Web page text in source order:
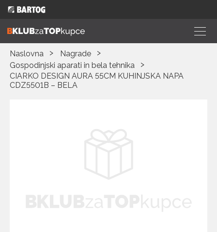
Naslovna
Nagrade
Gospodinjski aparati in bela tehnika
CIARKO DESIGN AURA 55CM KUHINJSKA NAPA
CDZ5501B – BELA